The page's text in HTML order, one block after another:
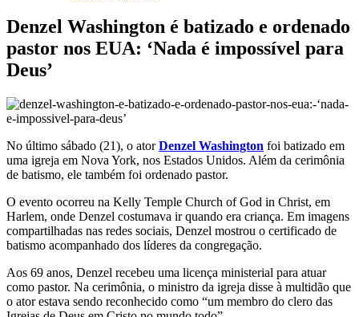
Denzel Washington é batizado e ordenado
pastor nos EUA: ‘Nada é impossível para
Deus’
No último sábado (21), o atorDenzel Washington foi batizado em
uma igreja em Nova York, nos Estados Unidos. Além da cerimônia
de batismo, ele também foi ordenado pastor.
O evento ocorreu na Kelly Temple Church of God in Christ, em
Harlem, onde Denzel costumava ir quando era criança. Em imagens
compartilhadas nas redes sociais, Denzel mostrou o certificado de
batismo acompanhado dos líderes da congregação.
Aos 69 anos, Denzel recebeu uma licença ministerial para atuar
como pastor. Na cerimônia, o ministro da igreja disse à multidão que
o ator estava sendo reconhecido como “um membro do clero das